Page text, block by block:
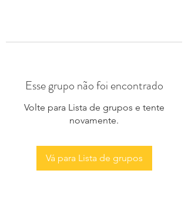
Esse grupo não foi encontrado
Volte para Lista de grupos e tente
novamente.
Vá para Lista de grupos